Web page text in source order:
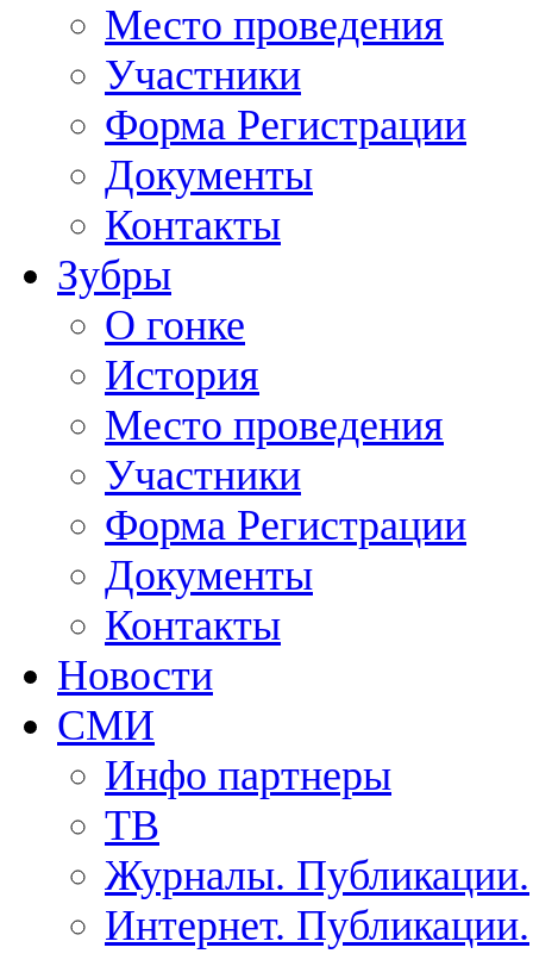
Место проведения
Участники
Форма Регистрации
Документы
Контакты
Зубры
О гонке
История
Место проведения
Участники
Форма Регистрации
Документы
Контакты
Новости
СМИ
Инфо партнеры
ТВ
Журналы. Публикации.
Интернет. Публикации.